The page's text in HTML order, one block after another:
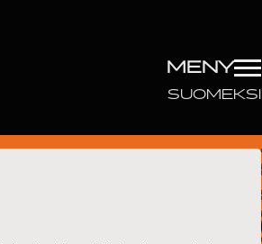
MENY
SUOMEKSI